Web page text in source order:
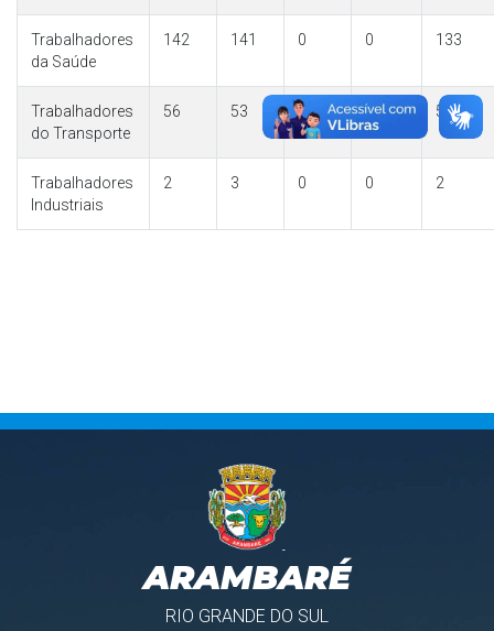
Trabalhadores
da Saúde
142 141 0 0 133
Trabalhadores
do Transporte
56 53 0 0 56
Trabalhadores
Industriais
2 3 0 0 2
ARAMBARÉ
RIO GRANDE DO SUL